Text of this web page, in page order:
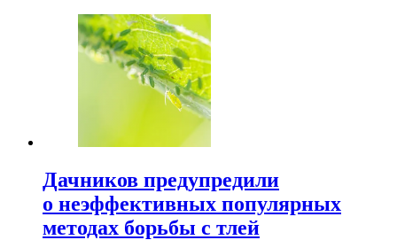
Дачников предупредили
о неэффективных популярных
методах борьбы с тлей